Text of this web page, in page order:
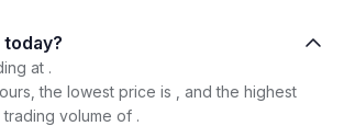
1. How much is today?
at .
the lowest price is , and the highest
volume of .